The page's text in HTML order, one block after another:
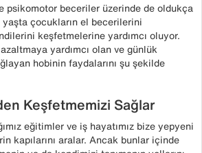
psikomotor beceriler üzerinde de oldukça
çocukların el becerilerini
keşfetmelerine yardımcı oluyor.
yardımcı olan ve günlük
hobinin faydalarını şu şekilde
Keşfetmemizi Sağlar
eğitimler ve iş hayatımız bize yepyeni
kapılarını aralar. Ancak bunlar içinde